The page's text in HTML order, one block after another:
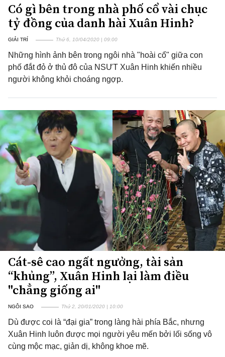
Có gì bên trong nhà phố cổ vài chục
tỷ đồng của danh hài Xuân Hinh?
GIẢI TRÍ Thứ 6, 10/04/2020 | 09:00
Những hình ảnh bên trong ngôi nhà "hoài cổ" giữa con
phố đắt đỏ ở thủ đô của NSƯT Xuân Hinh khiến nhiều
người không khỏi choáng ngợp.
Cát-sê cao ngất ngưởng, tài sản
“khủng”, Xuân Hinh lại làm điều
"chẳng giống ai"
NGÔI SAO Thứ 2, 20/01/2020 | 10:00
Dù được coi là “đại gia” trong làng hài phía Bắc, nhưng
Xuân Hinh luôn được mọi người yêu mến bởi lối sống vô
cùng mộc mạc, giản dị, không khoe mẽ.